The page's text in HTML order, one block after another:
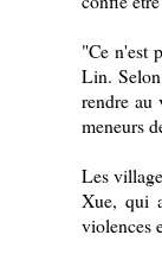
"Ce n'est
Lin.
rendre au
meneurs
Les
Xue, qui
violences